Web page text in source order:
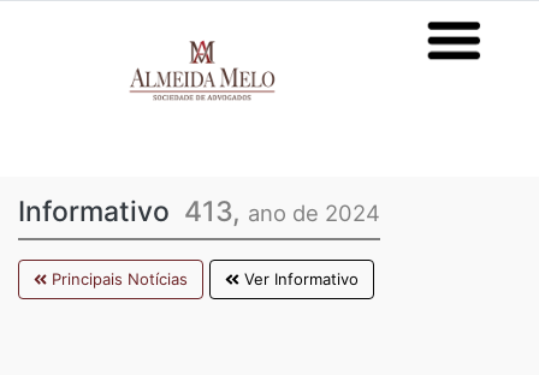
Informativo 413, ano de 2024
Principais Notícias Ver Informativo